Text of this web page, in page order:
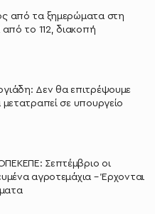
από τα ξημερώματα στη
από το 112, διακοπή
Δεν θα επιτρέψουμε
σε υπουργείο
Σεπτέμβριο οι
αγροτεμάχια – Έρχονται